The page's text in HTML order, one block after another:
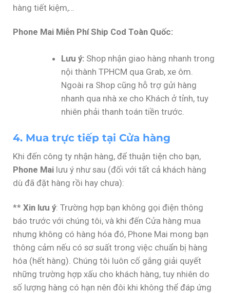
hàng tiết kiệm,…
Phone Mai Miễn Phí Ship Cod Toàn Quốc:
Lưu ý: Shop nhận giao hàng nhanh trong
nội thành TPHCM qua Grab, xe ôm.
Ngoài ra Shop cũng hỗ trợ gửi hàng
nhanh qua nhà xe cho Khách ở tỉnh, tuy
nhiên phải thanh toán tiền trước.
4. Mua trực tiếp tại Cửa hàng
Khi đến công ty nhận hàng, để thuận tiện cho bạn,
Phone Mai lưu ý như sau (đối với tất cả khách hàng
dù đã đặt hàng rồi hay chưa):
** Xin lưu ý: Trường hợp bạn không gọi điện thông
báo trước với chúng tôi, và khi đến Cửa hàng mua
nhưng không có hàng hóa đó, Phone Mai mong bạn
thông cảm nếu có sơ suất trong việc chuẩn bị hàng
hóa (hết hàng). Chúng tôi luôn cố gắng giải quyết
những trường hợp xấu cho khách hàng, tuy nhiên do
số lượng hàng có hạn nên đôi khi không thể đáp ứng